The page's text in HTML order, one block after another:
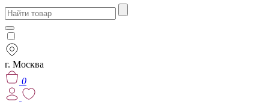
г. Москва
0